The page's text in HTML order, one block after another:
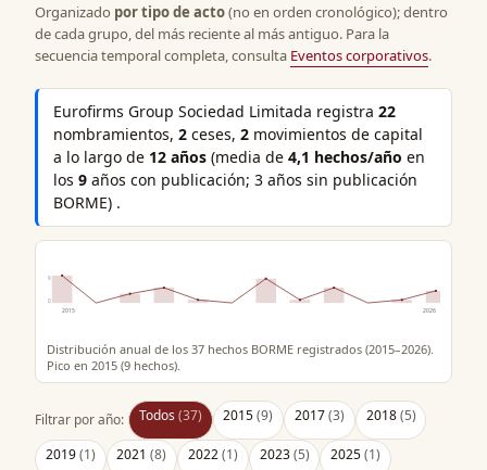
Organizado por tipo de acto(no en orden cronológico); dentro
de cada grupo, del más reciente al más antiguo. Para la
secuencia temporal completa, consulta Eventos corporativos.
Eurofirms Group Sociedad Limitada registra22
nombramientos,2 ceses,2 movimientos de capital
a lo largo de 12 años (media de4,1 hechos/año en
los9 años con publicación; 3 años sin publicación
BORME) .
9
0
2015
2026
Distribución anual de los 37 hechos BORME registrados (2015–2026).
Pico en 2015 (9 hechos).
Filtrar por año: Todos (37) 2015(9) 2017(3) 2018(5)
2019(1) 2021(8) 2022(1) 2023(5) 2025(1)